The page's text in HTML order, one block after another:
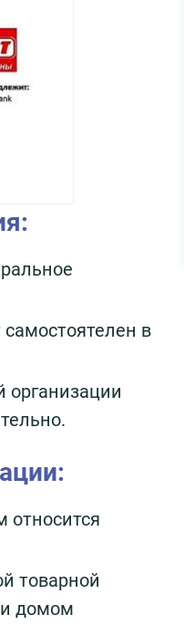
в
организации
относится
товарной
и домом